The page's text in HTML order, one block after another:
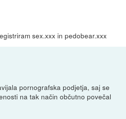
sex.xxx in pedobear.xxx
pornografska podjetja, saj se
na tak način občutno povečal